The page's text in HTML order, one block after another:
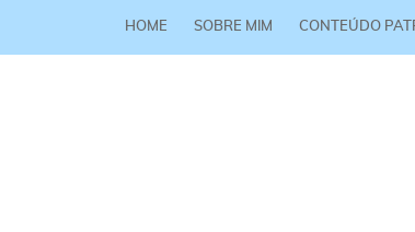
HOME SOBRE MIM CONTEÚDO